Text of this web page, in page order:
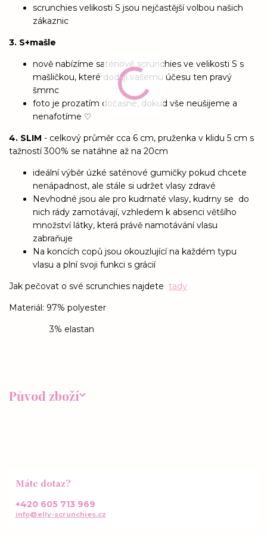
scrunchies velikosti S jsou nejčastější volbou našich
zákaznic
3. S+mašle
nově nabízíme saténové scrunchies ve velikosti S s
mašličkou, které dodají vašemu účesu ten pravý
šmrnc
foto je prozatím dočasné, dokud vše neušijeme a
nenafotíme ♡
4. SLIM - celkový průměr cca 6 cm, pruženka v klidu 5 cm s
tažností 300% se natáhne až na 20cm
ideální výběr úzké saténové gumičky pokud chcete
nenápadnost, ale stále si udržet vlasy zdravé
Nevhodné jsou ale pro kudrnaté vlasy, kudrny se do
nich rády zamotávají, vzhledem k absenci většího
množství látky, která právě namotávání vlasu
zabraňuje
Na koncích copů jsou okouzlující na každém typu
vlasu a plní svoji funkci s grácií
Jak pečovat o své scrunchies najdete tady
Materiál: 97% polyester
3% elastan
Původ zboží
Máte dotaz?
+420 605 713 969
info@elly-scrunchies.cz